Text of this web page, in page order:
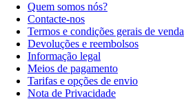
Quem somos nós?
Contacte-nos
Termos e condições gerais de venda
Devoluções e reembolsos
Informação legal
Meios de pagamento
Tarifas e opções de envio
Nota de Privacidade